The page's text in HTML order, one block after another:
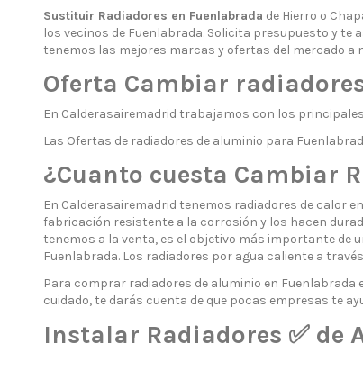
Sustituir Radiadores en Fuenlabrada de Hierro o
los vecinos de Fuenlabrada. Solicita presupuesto y te
tenemos las mejores marcas y ofertas del mercado a
Oferta Cambiar
En Calderasairemadrid trabajamos con los
Las Ofertas de radiadores de aluminio para
¿Cuanto cuesta Cambiar
En Calderasairemadrid tenemos radiadores de calor
fabricación resistente a la corrosión y los hacen
tenemos a la venta, es el objetivo más importante de
Fuenlabrada. Los radiadores por agua caliente a
Para comprar radiadores de aluminio en
cuidado, te darás cuenta de que pocas empresas te
Instalar Radiadores ✅ de